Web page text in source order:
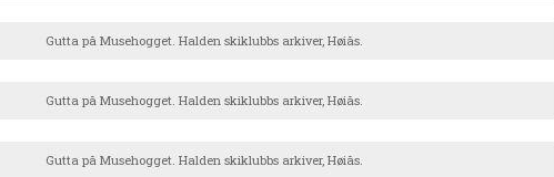
Gutta på Musehogget. Halden skiklubbs arkiver, Høiås.
Gutta på Musehogget. Halden skiklubbs arkiver, Høiås.
Gutta på Musehogget. Halden skiklubbs arkiver, Høiås.